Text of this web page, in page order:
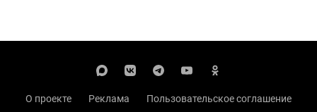
О проекте Реклама
Пользовательское соглашение